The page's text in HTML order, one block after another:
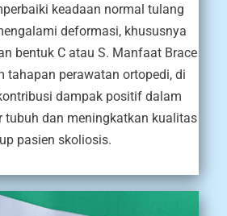
keadaan normal tulang
deformasi, khususnya
bentuk C atau S. Manfaat Brace
tahapan perawatan ortopedi, di
dampak positif dalam
tubuh dan meningkatkan kualitas
pasien skoliosis.